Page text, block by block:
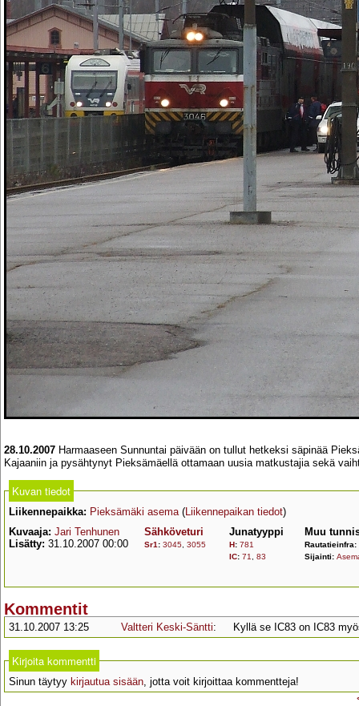
28.10.2007 Harmaaseen Sunnuntai päivään on tullut hetkeksi säpinää
Kajaaniin ja pysähtynyt Pieksämäellä ottamaan uusia matkustajia sekä
Kuvan tiedot
Liikennepaikka: Pieksämäki asema(Liikennepaikan tiedot)
Kuvaaja: Jari Tenhunen
Lisätty: 31.10.2007 00:00
Sähköveturi
Sr1 : 3045 3055
Junatyyppi
H: 781
IC: 71 83
Muu
Rautatieinfra:
Sijainti:
Kommentit
31.10.2007 13:25 Valtteri Keski-Säntti: Kyllä se IC83 on IC83
Kirjoita kommentti
Sinun täytyy kirjautua sisään, jotta voit kirjoittaa kommentteja!